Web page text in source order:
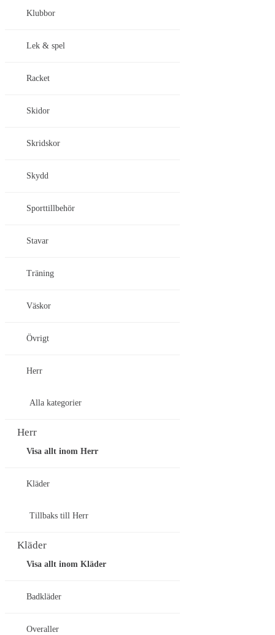
Klubbor
Lek & spel
Racket
Skidor
Skridskor
Skydd
Sporttillbehör
Stavar
Träning
Väskor
Övrigt
Herr
Alla kategorier
Herr
Visa allt inom Herr
Kläder
Tillbaks till Herr
Kläder
Visa allt inom Kläder
Badkläder
Overaller